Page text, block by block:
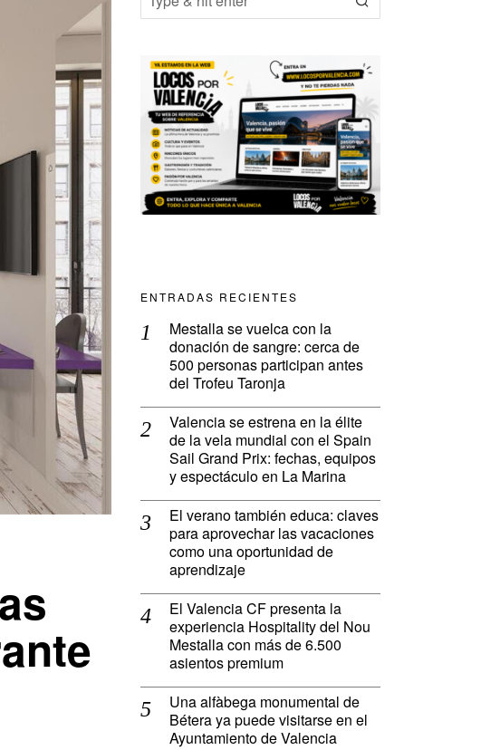
ENTRADAS RECIENTES
Mestalla se vuelca con la
donación de sangre: cerca de
500 personas participan antes
del Trofeu Taronja
Valencia se estrena en la élite
de la vela mundial con el Spain
Sail Grand Prix: fechas, equipos
y espectáculo en La Marina
El verano también educa: claves
para aprovechar las vacaciones
como una oportunidad de
aprendizaje
El Valencia CF presenta la
experiencia Hospitality del Nou
Mestalla con más de 6.500
asientos premium
Una alfàbega monumental de
Bétera ya puede visitarse en el
Ayuntamiento de Valencia